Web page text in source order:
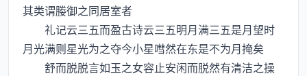
其类谓媵御之同居室者
礼记云三五而盈古诗云三五明月满三五是月望时
月光满则星光为之夺今小星嘒然在东是不为月掩矣
舒而脱脱言如玉之女容止安闲而脱然有清洁之操